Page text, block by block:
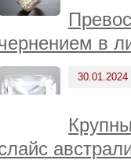
в
30.01.2024